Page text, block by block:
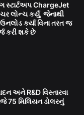
સ્ટાર્ટઅપ ChargeJet
લોન્ચ કર્યું, જેનાથી
કર્યા વિના તરત જ
કરી શકે છે
અને R&D વિસ્તારવા
75 મિલિયન ડોલરનું